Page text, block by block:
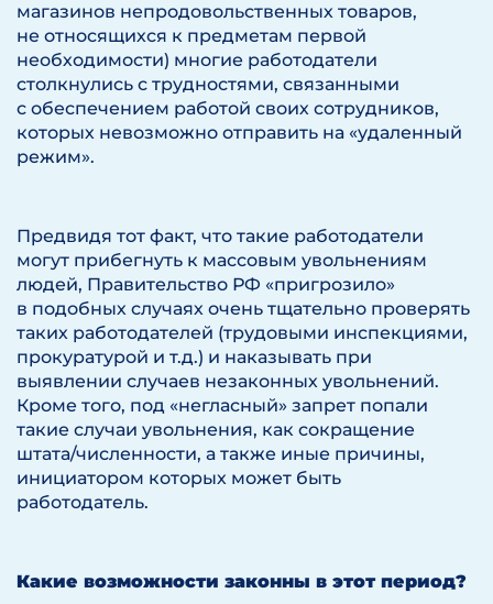
магазинов непродовольственных товаров,
не относящихся к предметам первой
необходимости) многие работодатели
столкнулись с трудностями, связанными
с обеспечением работой своих сотрудников,
которых невозможно отправить на «удаленный
режим».
Предвидя тот факт, что такие работодатели
могут прибегнуть к массовым увольнениям
людей, Правительство РФ «пригрозило»
в подобных случаях очень тщательно проверять
таких работодателей (трудовыми инспекциями,
прокуратурой и т.д.) и наказывать при
выявлении случаев незаконных увольнений.
Кроме того, под «негласный» запрет попали
такие случаи увольнения, как сокращение
штата/численности, а также иные причины,
инициатором которых может быть
работодатель.
Какие возможности законны в этот период?